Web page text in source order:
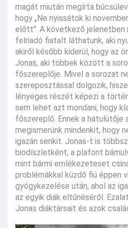
magát miután megírta
hogy „Ne nyissátok ki
előtt". A következő jelenetben
felriadó fiatalt láthatunk, aki
akiről később kiderül, hogy az
Jonas, aki többek között a
főszereplője. Mivel a sorozat
szereposztással dolgozik,
lényeges részét képezi a
sem lehet azt mondani, hogy
főszereplő. Ennek a hátulütője
megismerünk mindenkit, hogy
igazán senkit. Jonas-t is
biodíszletként, a plafont
mint bármi emlékezeteset
problémákkal küzdő fiú éppen
gyógykezelése után, ahol az
az egyik diák eltűnéséről.
Jonas diáktársait és azok